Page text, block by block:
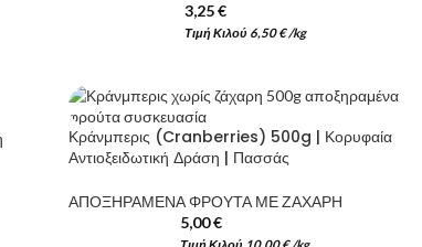
στον εαυτό σας την
Καρύδια 500g με Κέλυφος
απόλυτη φρεσκάδα ενός
3,25€
Τιμή Κιλού 6,50€ /kg
Κράνμπερις (Cranberries) 500g | Κορυφαία
Αντιοξειδωτική Δράση | Πασσάς
ΑΠΟΞΗΡΑΜΕΝΑ ΦΡΟΥΤΑ ΜΕ ΖΑΧΑΡΗ
5,00€